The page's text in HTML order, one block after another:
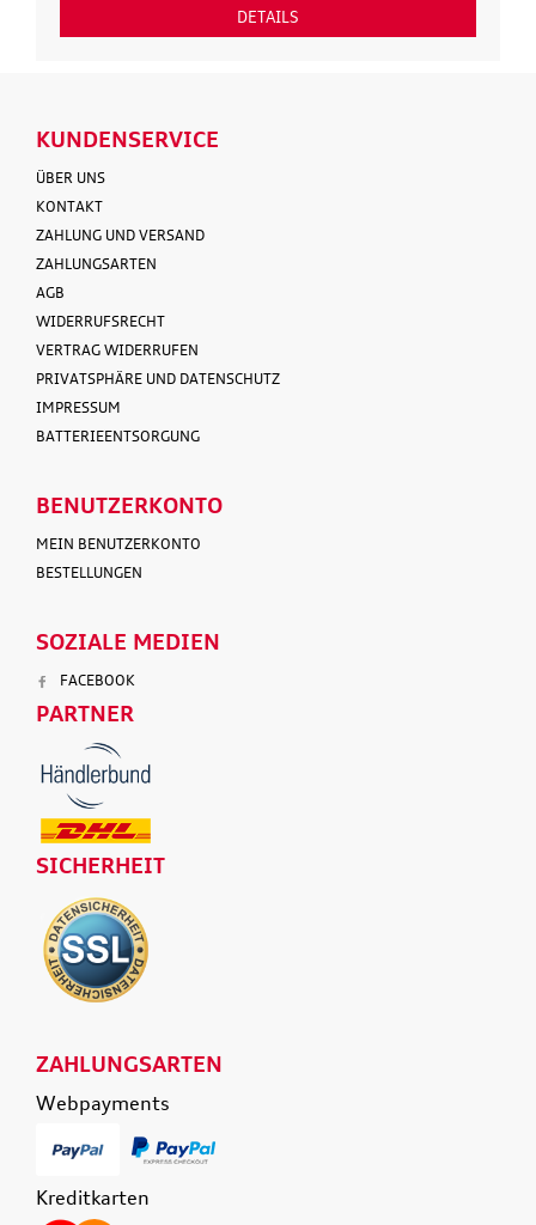
DETAILS
KUNDENSERVICE
ÜBER UNS
KONTAKT
ZAHLUNG UND VERSAND
ZAHLUNGSARTEN
AGB
WIDERRUFSRECHT
VERTRAG WIDERRUFEN
PRIVATSPHÄRE UND DATENSCHUTZ
IMPRESSUM
BATTERIEENTSORGUNG
BENUTZERKONTO
MEIN BENUTZERKONTO
BESTELLUNGEN
SOZIALE MEDIEN
FACEBOOK
PARTNER
SICHERHEIT
ZAHLUNGSARTEN
Webpayments
Kreditkarten